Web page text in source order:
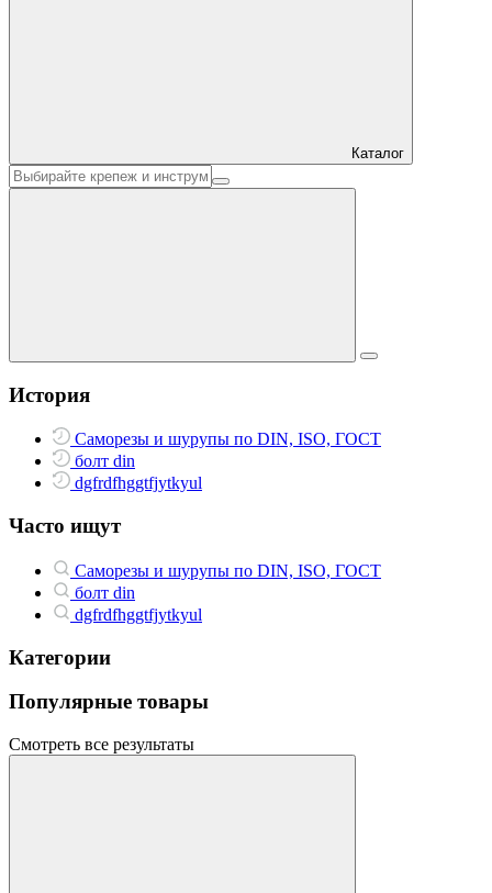
Каталог
История
Саморезы и шурупы по DIN, ISO, ГОСТ
болт din
dgfrdfhggtfjytkyul
Часто ищут
Саморезы и шурупы по DIN, ISO, ГОСТ
болт din
dgfrdfhggtfjytkyul
Категории
Популярные товары
Смотреть все результаты